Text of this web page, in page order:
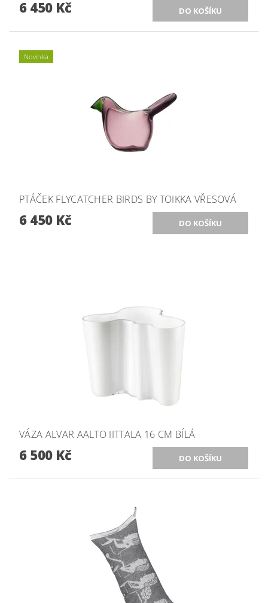
6 450 Kč
Novinka
PTÁČEK FLYCATCHER BIRDS BY TOIKKA VŘESOVÁ
6 450 Kč
VÁZA ALVAR AALTO IITTALA 16 CM BÍLÁ
6 500 Kč